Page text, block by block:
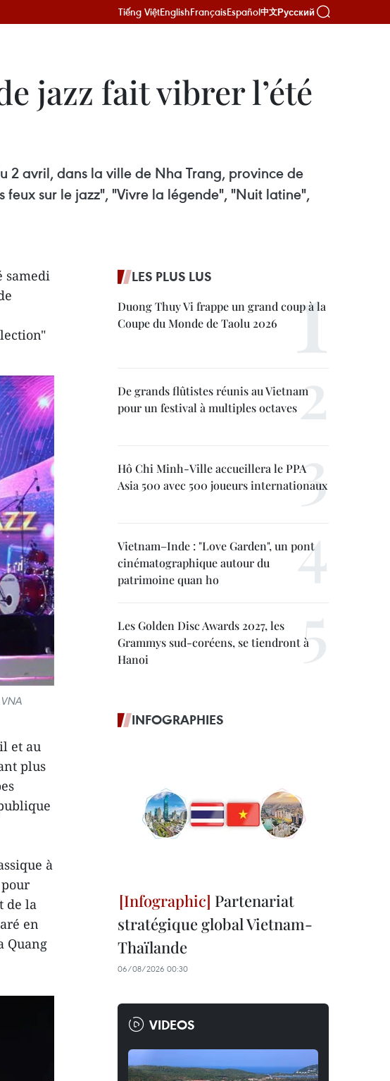
Tiếng ViệtEnglishFrançaisEspañol中文Русский
jazz fait vibrer l’été
2 avril, dans la ville de Nha Trang, province de
feux sur le jazz", "Vivre la légende", "Nuit latine",
samedi
et au
plus
à
de la
en
Quang
LES PLUS LUS
Duong Thuy Vi frappe un grand coup à la
Coupe du Monde de Taolu 2026
De grands flûtistes réunis au Vietnam
pour un festival à multiples octaves
Hô Chi Minh-Ville accueillera le PPA
Asia 500 avec 500 joueurs internationaux
Vietnam–Inde : "Love Garden", un pont
cinématographique autour du
patrimoine quan ho
Les Golden Disc Awards 2027, les
Grammys sud-coréens, se tiendront à
Hanoi
INFOGRAPHIES
Partenariat
stratégique global Vietnam-
Thaïlande
06/08/2026 00:30
VIDEOS